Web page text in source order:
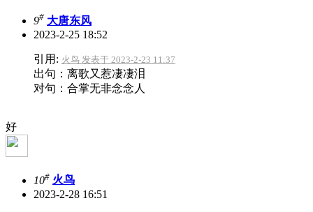
9# 大唐东风
2023-2-25 18:52
引用: 火鸟 发表于 2023-2-23 11:37
出句：离歌又惹凄凄泪
对句：合掌无非念念人
好
10# 火鸟
2023-2-28 16:51